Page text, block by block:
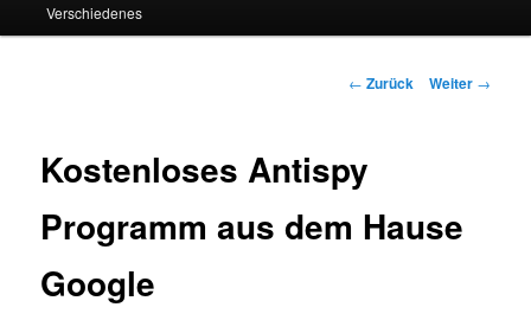
Verschiedenes
Beitrags-
← Zurück Weiter →
Kostenloses Antispy
Programm aus dem Hause
Google